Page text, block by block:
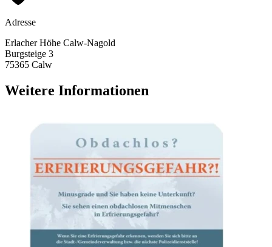
Adresse
Erlacher Höhe Calw-Nagold
Burgsteige 3
75365 Calw
Weitere Informationen